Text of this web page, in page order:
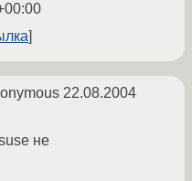
22.08.2004
не